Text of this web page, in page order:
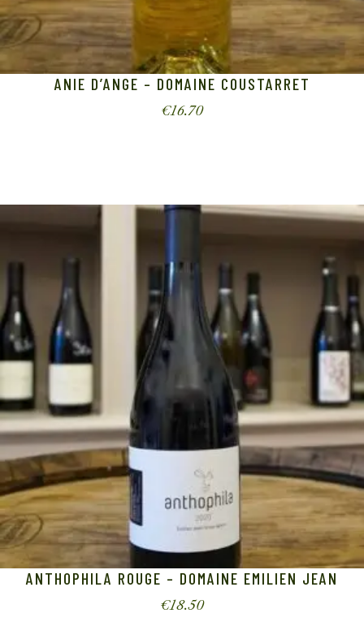
ANIE D’ANGE – DOMAINE COUSTARRET
€16.70
ANTHOPHILA ROUGE – DOMAINE EMILIEN JEAN
€18.50